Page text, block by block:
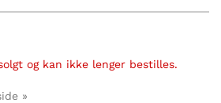
og kan ikke lenger bestilles.
»